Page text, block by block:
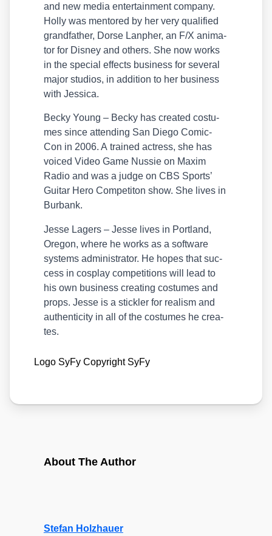
and new media enter­tain­ment com­pa­ny.
Hol­ly was men­to­red by her very qua­li­fied
grand­fa­ther, Dor­se Lan­pher, an F/​X ani­ma­
tor for Dis­ney and others. She now works
in the spe­cial effects busi­ness for seve­ral
major stu­di­os, in addi­ti­on to her busi­ness
with Jes­si­ca.
Becky Young – Becky has crea­ted cos­tu­
mes sin­ce atten­ding San Die­go Comic-
Con in 2006. A trai­ned actress, she has
voi­ced Video Game Nus­sie on Maxim
Radio and was a judge on CBS Sports’
Gui­tar Hero Com­pe­ti­ton show. She lives in
Bur­bank.
Jes­se Lagers – Jes­se lives in Port­land,
Ore­gon, whe­re he works as a soft­ware
sys­tems admi­nis­tra­tor. He hopes that suc­
cess in cos­play com­pe­ti­ti­ons will lead to
his own busi­ness crea­ting cos­tu­mes and
props. Jes­se is a stick­ler for rea­lism and
authen­ti­ci­ty in all of the cos­tu­mes he crea­
tes.
Logo SyFy Copy­right SyFy
About The Author
Stefan Holzhauer